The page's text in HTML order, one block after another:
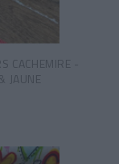
CACHEMIRE -
JAUNE